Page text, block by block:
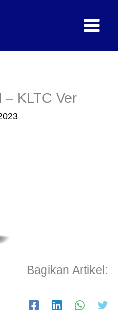
– KLTC Ver
Bagikan Artikel: